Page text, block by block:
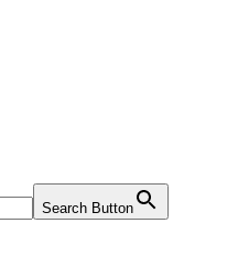
Search Button